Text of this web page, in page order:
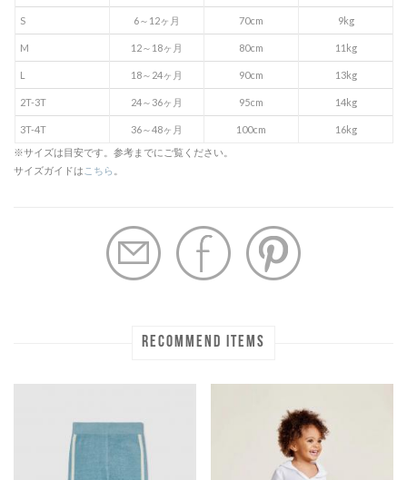
S 6～12ヶ月 70cm 9kg
M 12～18ヶ月 80cm 11kg
L 18～24ヶ月 90cm 13kg
2T-3T 24～36ヶ月 95cm 14kg
3T-4T 36～48ヶ月 100cm
16kg
※サイズは目安です。参考までにご覧ください。
サイズガイドは こちら
RECOMMEND ITEMS